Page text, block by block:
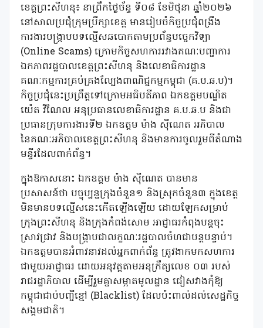
ខេត្តព្រះសីហនុ៖ នាព្រឹកថ្ងៃច័ន្ទ ទី០៨ ខែមិថុនា ឆ្នាំ២០២៦
នៅសាលប្រជុំក្រុមប្រឹក្សាខេត្ត មានរៀបចំកិច្ចប្រជុំពង្រឹង
ការងារបង្ក្រាបបទល្មើសឆបោកតាមប្រព័ន្ធបច្ចេកវិទ្យា
(Online Scams) ក្រោមកិច្ចសហការរវាងគណៈបញ្ជាការ
ឯកភាពរដ្ឋបាលខេត្តព្រះសីហនុ និងលេខាធិការដ្ឋាន
គណៈកម្មការគ្រប់គ្រងល្បែងពាណិជ្ជកម្មកម្ពុជា (គ.ប.ឆ.ប)។
​កិច្ចប្រជុំនេះប្រព្រឹត្តទៅក្រោមអធិបតីភាព ឯកឧត្តមបណ្ឌិត
យ៉េត វីណែល អនុប្រធានលេខាធិការដ្ឋាន គ.ប.ឆ.ប និងជា
ប្រធានក្រុមការងារទី២ ឯកឧត្តម ម៉ាង ស៊ីណេត អភិបាល
នៃគណៈអភិបាលខេត្តព្រះសីហនុ និងមានការចូលរួមពីតំណាង
មន្ទីរដែលពាក់ព័ន្ធ។
​ក្នុងឱកាសនោះ ឯកឧត្តម ម៉ាង ស៊ីណេត បានមាន
ប្រសាសន៍ថា បច្ចុប្បន្នក្រុងចំនួន១ និងស្រុកចំនួន៣ ក្នុងខេត្ត
មិនមានបទល្មើសនេះកើតឡើងឡើយ ដោយឡែកសម្រាប់
ក្រុងព្រះសីហនុ និងក្រុងកំពង់សោម អាជ្ញាធរកំពុងបន្តចុះ
ស្រាវជ្រាវ និងបង្ក្រាបជាលក្ខណៈរដ្ឋបាលចំហជាបន្តបន្ទាប់។
ឯកឧត្តមបានអំពាវនាវដល់អ្នកពាក់ព័ន្ធ ត្រូវងាកមកសហការ
ជាមួយអាជ្ញាធរ ដោយអនុវត្តតាមអនុក្រឹត្យលេខ ០៣ របស់
រាជរដ្ឋាភិបាល ដើម្បីរួមគ្នាសម្អាតមូលដ្ឋាន ជៀសវាងកុំឱ្យ
កម្ពុជាជាប់បញ្ជីខ្មៅ (Blacklist) ដែលប៉ះពាល់ដល់សេដ្ឋកិច្ច
សង្គមជាតិ។